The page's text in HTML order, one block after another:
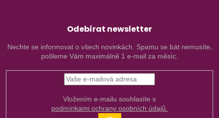
Odebírat newsletter
Nechte se informovat o všech novinkách. Spamu se bát nemusíte,
pošleme Vám maximálně 1 e-mail za měsíc.
podmínkami ochrany osobních údajů.